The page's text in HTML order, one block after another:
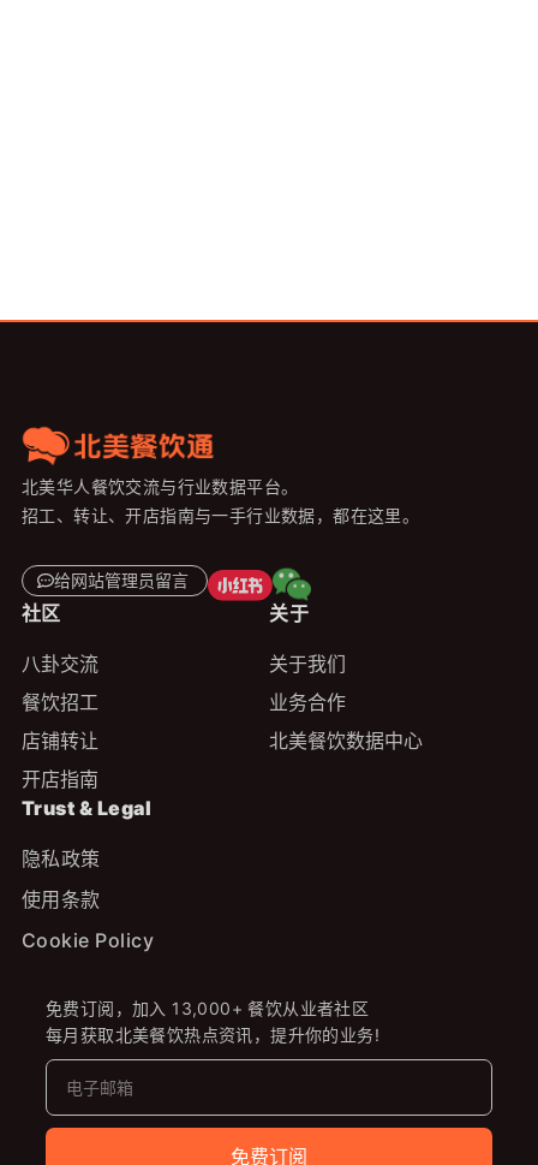
北美华人餐饮交流与行业数据平台。
招工、转让、开店指南与一手行业数据，都在这里。
给网站管理员留言
社区
八卦交流
餐饮招工
店铺转让
开店指南
关于
关于我们
业务合作
北美餐饮数据中心
Trust & Legal
隐私政策
使用条款
Cookie Policy
免费订阅，加入 13,000+ 餐饮从业者社区
每月获取北美餐饮热点资讯，提升你的业务!
免费订阅